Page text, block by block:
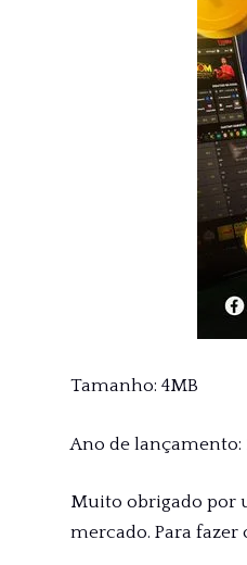
Tamanho: 4MB
Ano de lançamento:
Muito obrigado por
mercado. Para fazer